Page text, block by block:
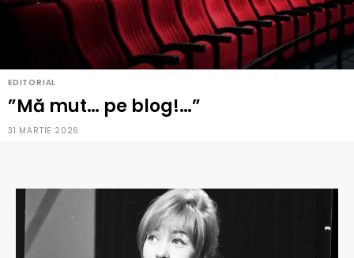
EDITORIAL
”Mă mut… pe blog!…”
31 MARTIE 2026